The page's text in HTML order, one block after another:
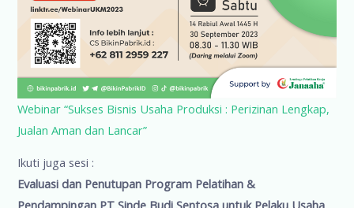
Webinar “Sukses Bisnis Usaha Produksi : Perizinan Lengkap,
Jualan Aman dan Lancar”
Ikuti juga sesi :
Evaluasi dan Penutupan Program Pelatihan &